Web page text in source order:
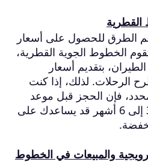
القطرية
الطرق للحصول على أسعار
الخطوط الجوية القطرية،
بتقديم أسعار
الرحلات. لذلك، إذا كنت
فإن الحجز قبل موعد
الرحلة بفترة تتراوح بين 3 إلى 6 أشهر قد يساعدك على
والمبيعات في الخطوط